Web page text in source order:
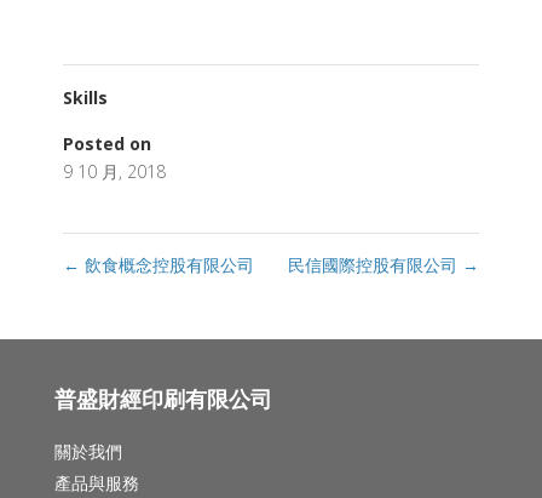
Skills
Posted on
9 10 月, 2018
← 飲食概念控股有限公司 民信國際控股有限公司 →
普盛財經印刷有限公司
關於我們
產品與服務